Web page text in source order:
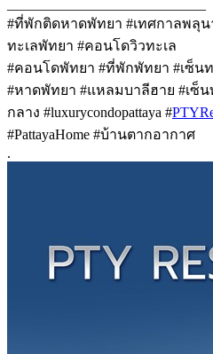
#ที่พักติดหาดพัทยา #เทศกาลพลุ
ทะเลพัทยา #คอนโดวิวทะเล
#คอนโดพัทยา #ที่พักพัทยา #เซ็
#หาดพัทยา #แหลมบาลีฮาย #เซ็
กลาง #luxurycondopattaya #
#PattayaHome #บ้านตากอากาศ
.